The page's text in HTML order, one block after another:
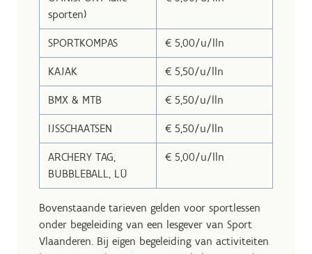
sporten)
SPORTKOMPAS € 5,00/u/lln
KAJAK € 5,50/u/lln
BMX & MTB € 5,50/u/lln
IJSSCHAATSEN € 5,50/u/lln
ARCHERY TAG,
BUBBLEBALL, LÜ
€ 5,00/u/lln
Bovenstaande tarieven gelden voor sportlessen
onder begeleiding van een lesgever van Sport
Vlaanderen. Bij eigen begeleiding van activiteiten